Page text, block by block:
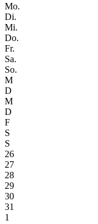
Mo.
Di.
Mi.
Do.
Fr.
Sa.
So.
M
D
M
D
F
S
S
26
27
28
29
30
31
1